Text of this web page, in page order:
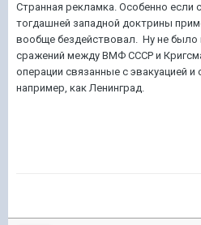
Странная рекламка. Особенно если
тогдашней западной доктрины
вообще бездействовал. Ну не было
сражений между ВМФ СССР и
операции связанные с эвакуацией
например, как Ленинград.